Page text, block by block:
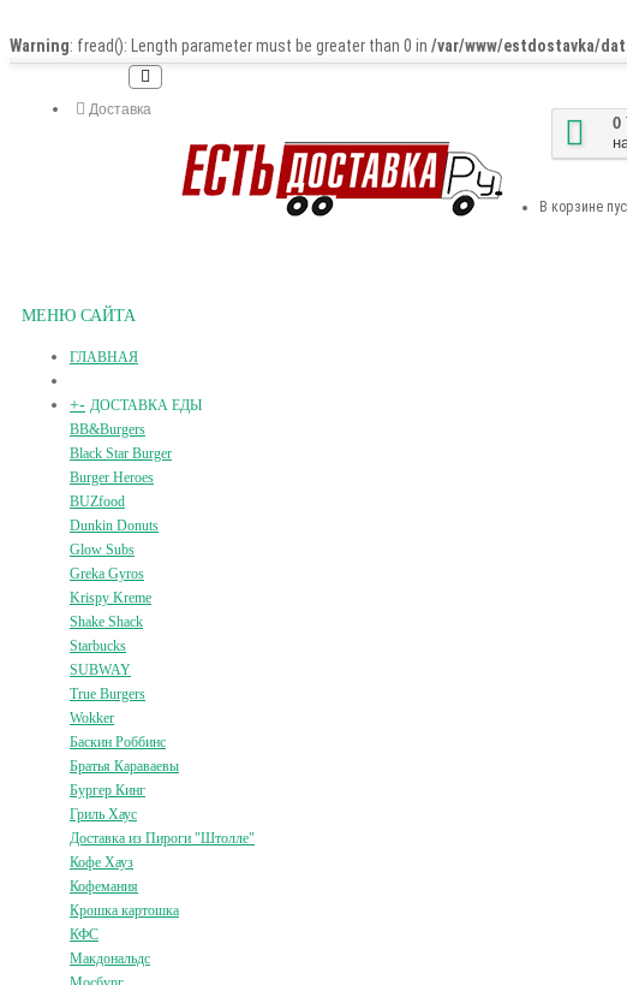
Warning: fread(): Length parameter must be greater than 0 in /var/www/estdostavka/
Доставка
0
В корзине
МЕНЮ САЙТА
ГЛАВНАЯ
+- ДОСТАВКА ЕДЫ
BB&Burgers
Black Star Burger
Burger Heroes
BUZfood
Dunkin Donuts
Glow Subs
Greka Gyros
Krispy Kreme
Shake Shack
Starbucks
SUBWAY
True Burgers
Wokker
Баскин Роббинс
Братья Караваевы
Бургер Кинг
Гриль Хаус
Доставка из Пироги "Штолле"
Кофе Хауз
Кофемания
Крошка картошка
КФС
Макдональдс